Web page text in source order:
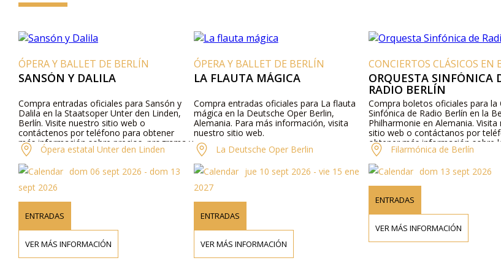
ÓPERA Y BALLET DE BERLÍN
SANSÓN Y DALILA
Compra entradas oficiales para Sansón y
Dalila en la Staatsoper Unter den Linden,
Berlín. Visite nuestro sitio web o
contáctenos por teléfono para obtener
más información sobre precios, programa y
reparto.Ópera estatal Unter den Linden
dom 06 sept 2026 - dom 13
sept 2026
ENTRADAS
VER MÁS INFORMACIÓN
ÓPERA Y BALLET DE BERLÍN
LA FLAUTA MÁGICA
Compra entradas oficiales para La flauta
mágica en la Deutsche Oper Berlin,
Alemania. Para más información, visita
nuestro sitio web.
La Deutsche Oper Berlin
jue 10 sept 2026 - vie 15 ene
2027
ENTRADAS
VER MÁS INFORMACIÓN
CONCIERTOS CLÁSICOS EN
ORQUESTA SINFÓNICA
RADIO BERLÍN
Compra boletos oficiales para la
Sinfónica de Radio Berlín en la
Philharmonie en Alemania. Visita
sitio web o contáctanos por
obtener más información sobre
intérpretes, detalles del
de los boletos.
Filarmónica de Berlín
dom 13 sept 2026
ENTRADAS
VER MÁS INFORMACIÓN